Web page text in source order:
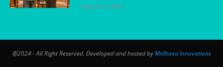
August 6, 2026
@2024 - All Right Reserved. Developed and hosted byMidhaxa Innovations